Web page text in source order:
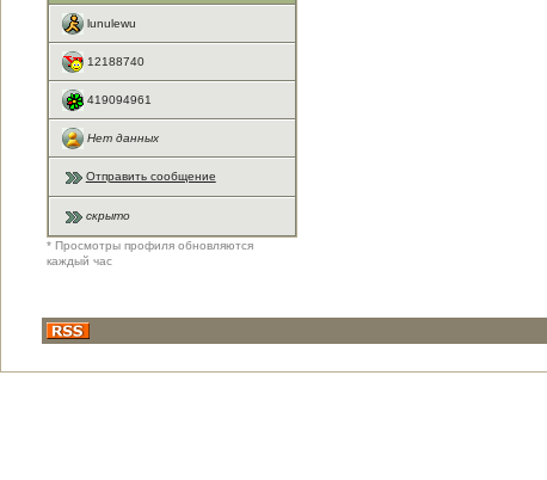
lunulewu
12188740
419094961
Нет данных
Отправить сообщение
скрыто
* Просмотры профиля обновляются
каждый час